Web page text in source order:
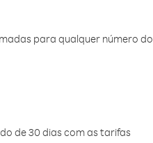
para qualquer número do
de 30 dias com as tarifas